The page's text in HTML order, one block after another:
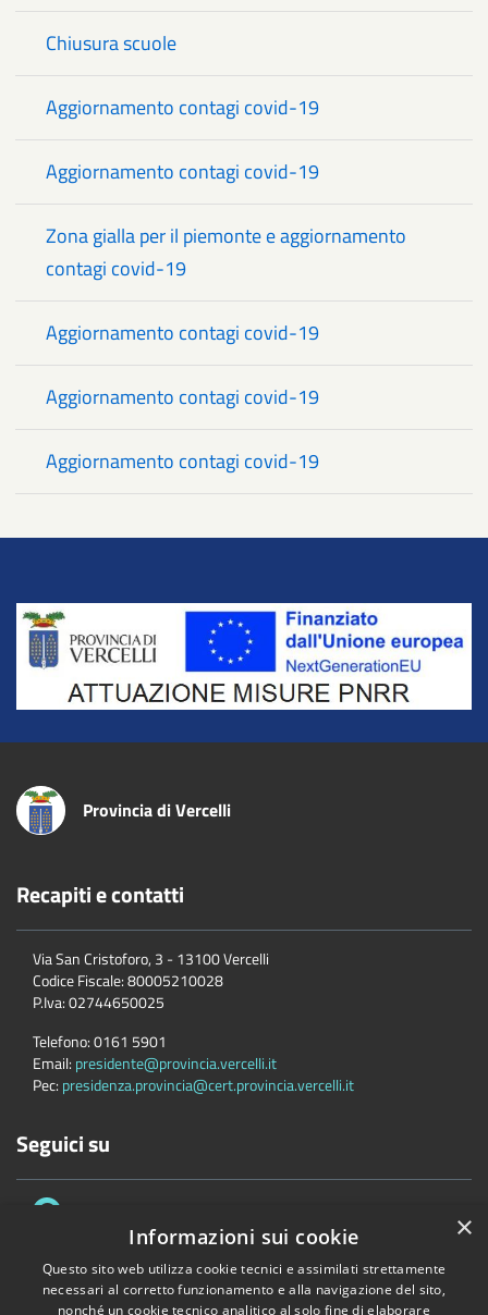
Chiusura scuole
Aggiornamento contagi covid-19
Aggiornamento contagi covid-19
Zona gialla per il piemonte e aggiornamento
contagi covid-19
Aggiornamento contagi covid-19
Aggiornamento contagi covid-19
Aggiornamento contagi covid-19
Title
Provincia di Vercelli
Recapiti e contatti
Via San Cristoforo, 3 - 13100 Vercelli
Codice Fiscale:80005210028
P.Iva:02744650025
Telefono:0161 5901
Email: presidente@provincia.vercelli.it
Pec: presidenza.provincia@cert.provincia.vercelli.it
Seguici su
Accessibilità Privacy Cookie Mappa del sito
×
Informazioni sui cookie
Questo sito web utilizza cookie tecnici e assimilati strettamente
necessari al corretto funzionamento e alla navigazione del sito,
nonché un cookie tecnico analitico al solo fine di elaborare